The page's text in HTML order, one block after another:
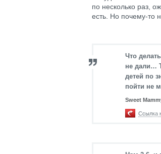
по несколько раз,
есть. Но почему-то
Что
не дали…
детей по
пойти не
Sweet
Ссылка